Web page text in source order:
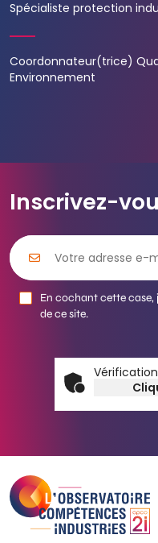
Spécialiste protection
Coordonnateur(trice)
Environnement
Inscrivez-
En cochant cette case,
de ce site.